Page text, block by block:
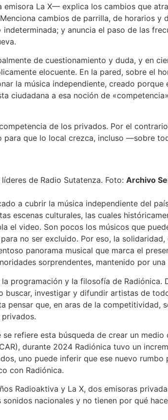
La X— explica los cambios que
cambios de parrilla, de horarios
y anuncia el paso de las
de cuestionamiento y duda, y en
elocuente. En la pared, sobre el
la música independiente, creado
ciudadana a esa noción de
de los privados. Por el
para que lo local crezca, incluso —sobre
de Radio Sutatenza. Foto: Archivo
a cubrir la música independiente del
escenas culturales, las cuales
el video. Son pocos los músicos que
no ser excluido. Por eso, la
panorama musical que marca el
sorprendentes, mantenido por
programación y la filosofía de
buscar, investigar y difundir artistas de
pensar que, en aras de la
refiere esta búsqueda de crear un
durante 2024 Radiónica tuvo un
uno puede inferir que ese nuevo
con Radiónica.
Radioaktiva y La X, dos emisoras
nacionales y no tienen por qué